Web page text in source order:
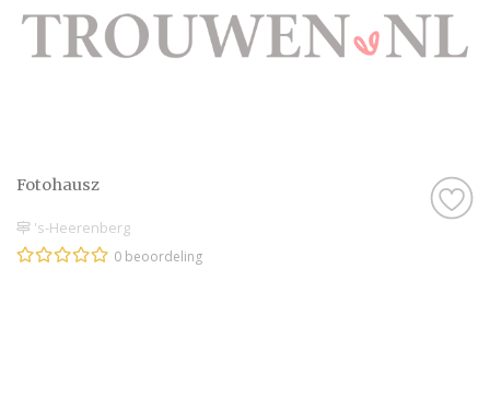
Fotohausz
's-Heerenberg
0 beoordeling